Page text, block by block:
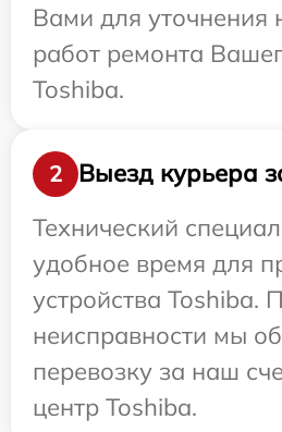
Вами для уточнения
работ ремонта
Toshiba.
2
Выезд курьера
Технический
удобное время для
устройства Toshiba.
неисправности мы
перевозку за наш
центр Toshiba.